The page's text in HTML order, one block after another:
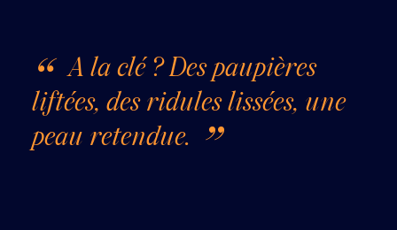
A la clé ? Des paupières
liftées, des ridules lissées, une
peau retendue.